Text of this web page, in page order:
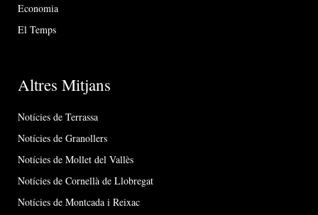
Economia
El Temps
Altres Mitjans
Notícies de Terrassa
Notícies de Granollers
Notícies de Mollet del Vallès
Notícies de Cornellà de Llobregat
Notícies de Montcada i Reixac